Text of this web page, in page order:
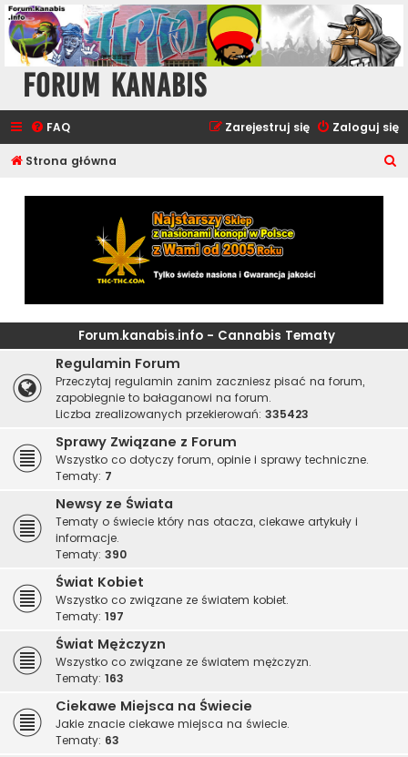
Forum Kanabis
FAQ Zaloguj się
Zarejestruj się
Strona główna
Forum.kanabis.info - Cannabis Tematy
Regulamin Forum
Przeczytaj regulamin zanim zaczniesz pisać na forum,
zapobiegnie to bałaganowi na forum.
Liczba zrealizowanych przekierowań: 335423
Sprawy Związane z Forum
Wszystko co dotyczy forum, opinie i sprawy techniczne.
Tematy: 7
Newsy ze Świata
Tematy o świecie który nas otacza, ciekawe artykuły i
informacje.
Tematy: 390
Świat Kobiet
Wszystko co związane ze światem kobiet.
Tematy: 197
Świat Mężczyzn
Wszystko co związane ze światem mężczyzn.
Tematy: 163
Ciekawe Miejsca na Świecie
Jakie znacie ciekawe miejsca na świecie.
Tematy: 63